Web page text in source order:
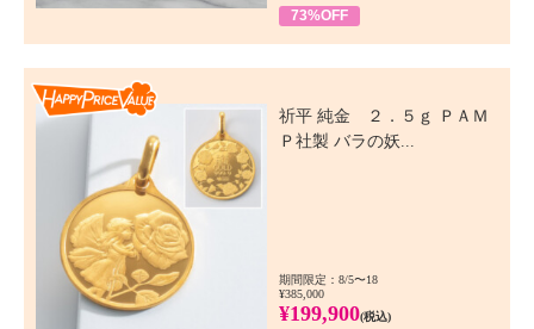
73%OFF
祈平 純金 ２．５ｇ ＰＡＭ
Ｐ社製 バラの妖...
期間限定：8/5〜18
¥385,000
¥199,900(税込)